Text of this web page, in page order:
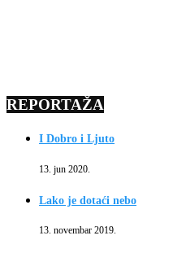
REPORTAŽA
I Dobro i Ljuto
13. jun 2020.
Lako je dotaći nebo
13. novembar 2019.